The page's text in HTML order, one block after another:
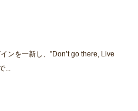
ンを一新し、”Don’t go there, Live